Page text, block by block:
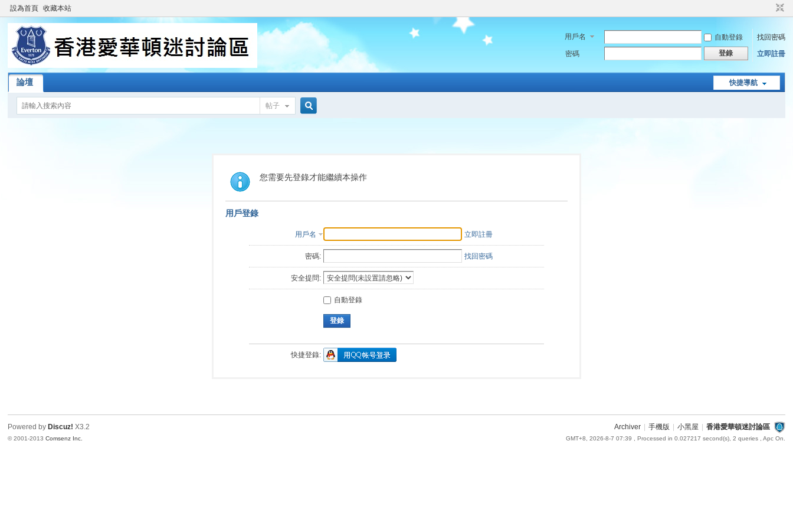
設為首頁 收藏本站
用戶名 自動登錄
找回密碼
密碼
登錄 立即註冊
快捷導航
論壇
帖子
索
您需要先登錄才能繼續本操作
用戶登錄
用戶名 立即註冊
密碼: 找回密碼
安全提問:
自動登錄
登錄
快捷登錄:
Archiver 手機版 小黑屋 香港愛華頓迷討論區
GMT+8, 2026-8-7 07:39 , Processed in 0.027217 second(s), 2 queries , Apc On.
Powered by Discuz! X3.2
© 2001-2013Comsenz Inc.